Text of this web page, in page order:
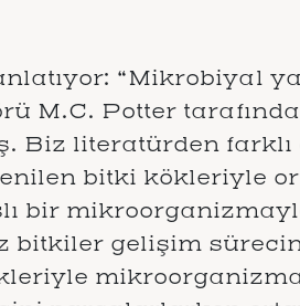
“Mikrobiyal
M.C. Potter
Biz literatürden
bitki kökleriyle
bir
bitkiler gelişim